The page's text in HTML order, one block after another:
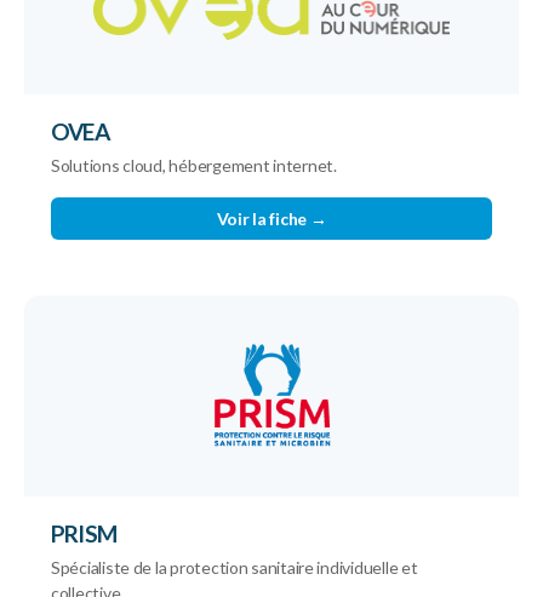
OVEA
Solutions cloud, hébergement internet.
Voir la fiche →
PRISM
Spécialiste de la protection sanitaire individuelle et
collective.